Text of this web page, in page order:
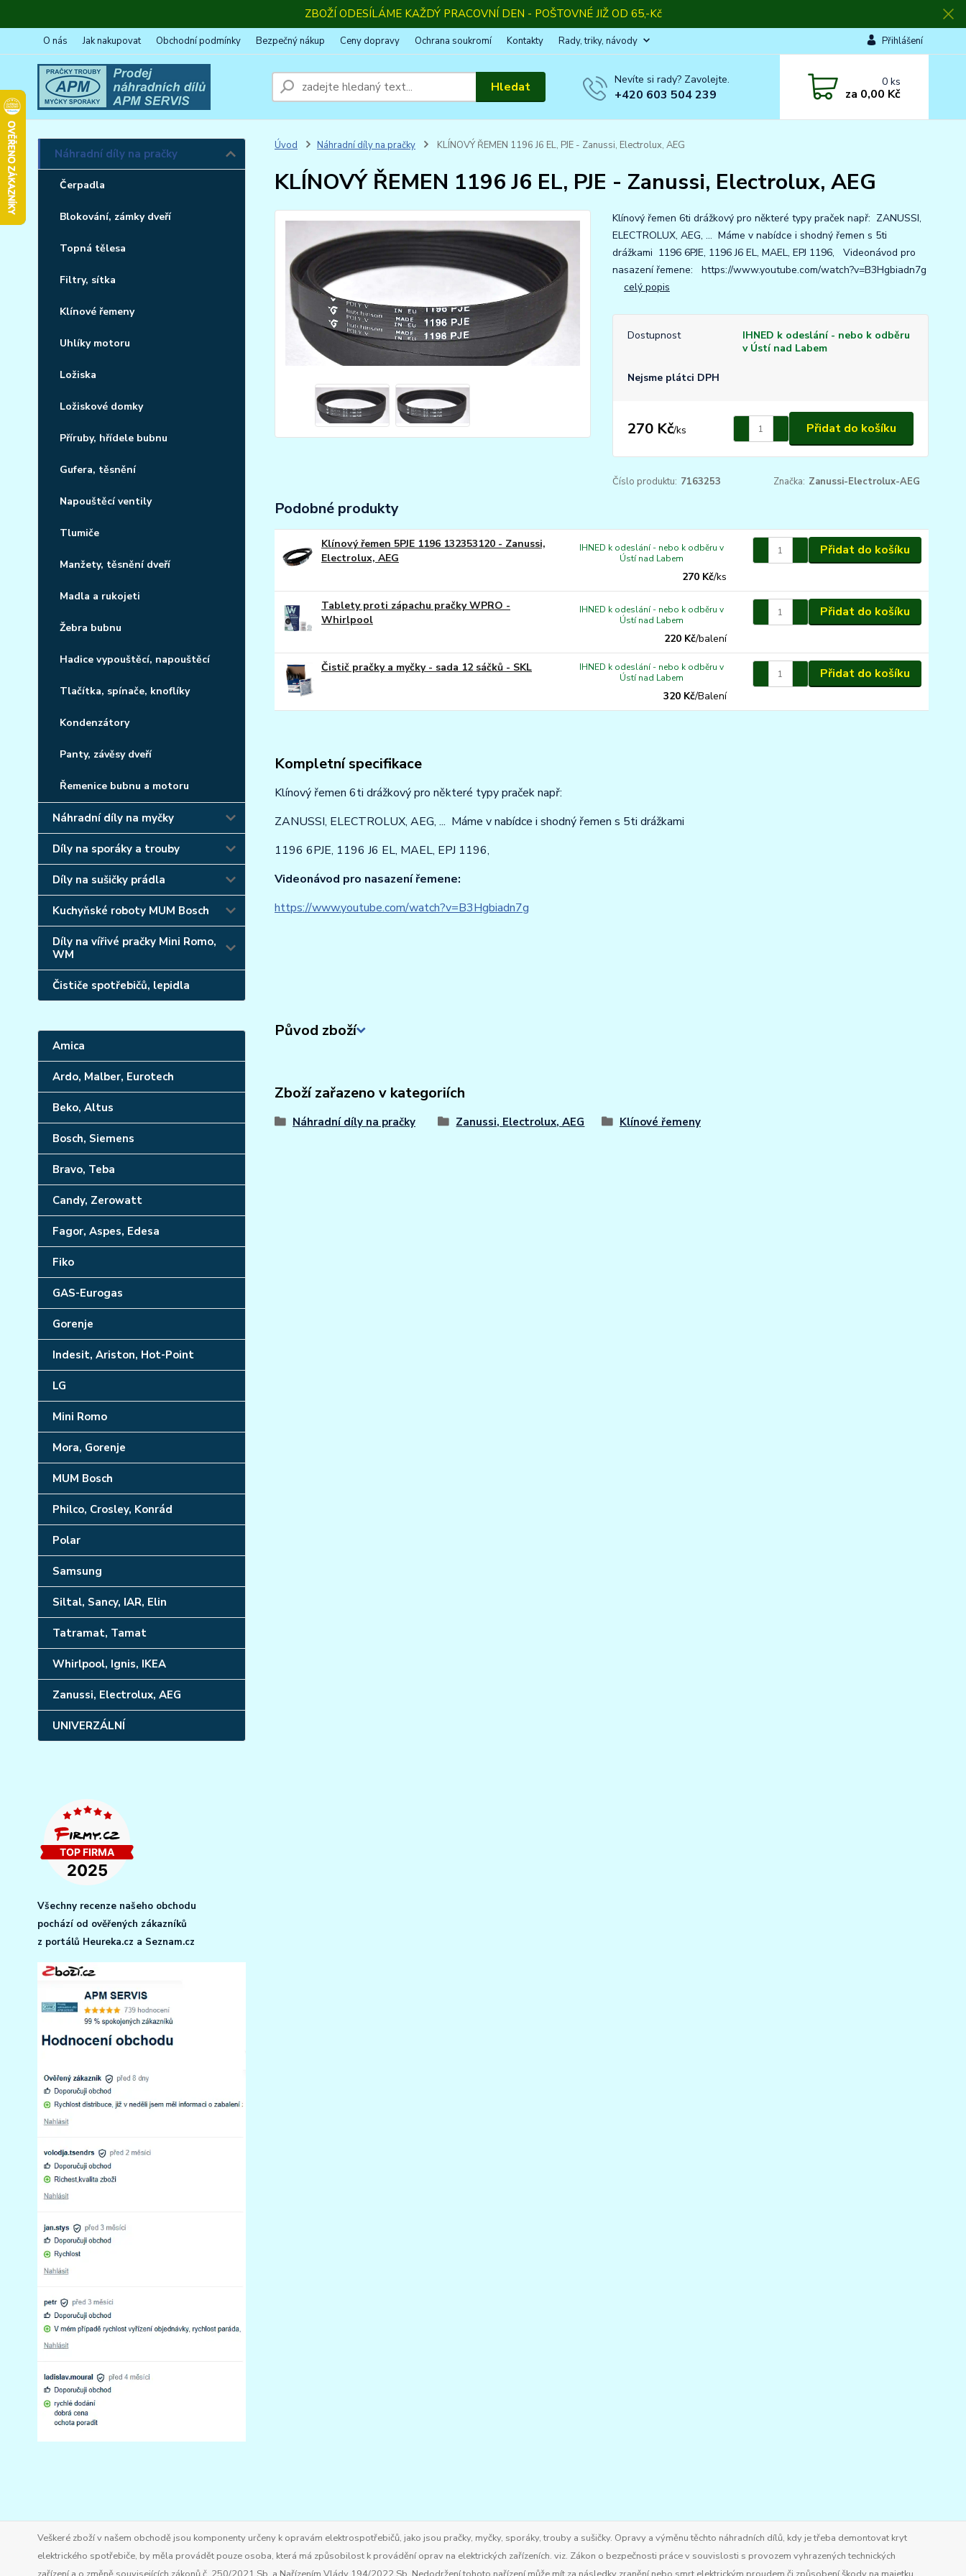
ZBOŽÍ ODESÍLÁME KAŽDÝ PRACOVNÍ DEN - POŠTOVNÉ JIŽ OD 65,-Kč
O nás Jak nakupovat Obchodní podmínky Bezpečný nákup Ceny dopravy Ochrana soukromí Kontakty Rady, triky, návody Přihlášení
Hledat Nevíte si rady? Zavolejte.
+420 603 504 239
0ks
za 0,00 Kč
Náhradní díly na pračky
Čerpadla
Blokování, zámky dveří
Topná tělesa
Filtry, sítka
Klínové řemeny
Uhlíky motoru
Ložiska
Ložiskové domky
Příruby, hřídele bubnu
Gufera, těsnění
Napouštěcí ventily
Tlumiče
Manžety, těsnění dveří
Madla a rukojeti
Žebra bubnu
Hadice vypouštěcí, napouštěcí
Tlačítka, spínače, knoflíky
Kondenzátory
Panty, závěsy dveří
Řemenice bubnu a motoru
Náhradní díly na myčky
Díly na sporáky a trouby
Díly na sušičky prádla
Kuchyňské roboty MUM Bosch
Díly na vířivé pračky Mini Romo,
WM
Čističe spotřebičů, lepidla
Amica
Ardo, Malber, Eurotech
Beko, Altus
Bosch, Siemens
Bravo, Teba
Candy, Zerowatt
Fagor, Aspes, Edesa
Fiko
GAS-Eurogas
Gorenje
Indesit, Ariston, Hot-Point
LG
Mini Romo
Mora, Gorenje
MUM Bosch
Philco, Crosley, Konrád
Polar
Samsung
Siltal, Sancy, IAR, Elin
Tatramat, Tamat
Whirlpool, Ignis, IKEA
Zanussi, Electrolux, AEG
UNIVERZÁLNÍ
Všechny recenze našeho obchodu
pochází od ověřených zákazníků
z portálů Heureka.cz a Seznam.cz
Úvod Náhradní díly na pračky KLÍNOVÝ ŘEMEN 1196 J6 EL, PJE - Zanussi, Electrolux, AEG
KLÍNOVÝ ŘEMEN 1196 J6 EL, PJE - Zanussi, Electrolux, AEG
Klínový řemen 6ti drážkový pro některé typy praček např: ZANUSSI,
ELECTROLUX, AEG, ... Máme v nabídce i shodný řemen s 5ti
drážkami 1196 6PJE, 1196 J6 EL, MAEL, EPJ 1196, Videonávod pro
nasazení řemene: https://www.youtube.com/watch?v=B3Hgbiadn7g
celý popis
Dostupnost
IHNED k odeslání - nebo k odběru
v Ústí nad Labem
Nejsme plátci DPH
270 Kč/ks Přidat do košíku
Číslo produktu: 7163253 Značka: Zanussi-Electrolux-AEG
Podobné produkty
Klínový řemen 5PJE 1196 132353120 - Zanussi,
Electrolux, AEG
270 Kč/ks
IHNED k odeslání - nebo k odběru v
Ústí nad Labem
Přidat do košíku
Tablety proti zápachu pračky WPRO -
Whirlpool
220 Kč/balení
IHNED k odeslání - nebo k odběru v
Ústí nad Labem
Přidat do košíku
Čistič pračky a myčky - sada 12 sáčků - SKL
320 Kč/Balení
IHNED k odeslání - nebo k odběru v
Ústí nad Labem
Přidat do košíku
Kompletní specifikace
Klínový řemen 6ti drážkový pro některé typy praček např:
ZANUSSI, ELECTROLUX, AEG, ... Máme v nabídce i shodný řemen s 5ti drážkami
1196 6PJE, 1196 J6 EL, MAEL, EPJ 1196,
Videonávod pro nasazení řemene:
https://www.youtube.com/watch?v=B3Hgbiadn7g
Původ zboží
Zboží zařazeno v kategoriích
Náhradní díly na pračky Zanussi, Electrolux, AEG Klínové řemeny
Veškeré zboží v našem obchodě jsou komponenty určeny k opravám elektrospotřebičů, jako jsou pračky, myčky, sporáky, trouby a sušičky. Opravy a výměnu těchto náhradních dílů, kdy je třeba demontovat kryt
elektrického spotřebiče, by měla provádět pouze osoba, která má způsobilost k provádění oprav na elektrických zařízeních. viz. Zákon o bezpečnosti práce v souvislosti s provozem vyhrazených technických